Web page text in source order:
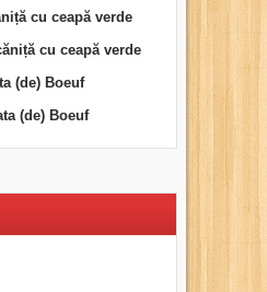
cu ceapă verde
cu ceapă verde
(de) Boeuf
(de) Boeuf